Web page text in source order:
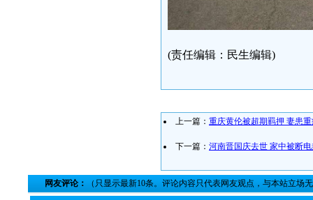
(责任编辑：民生编辑)
上一篇： 重庆黄伦被超期羁押 妻患
下一篇： 河南晋国庆去世 家中被断
网友评论： （只显示最新10条。评论内容只代表网友观点，与本站立场